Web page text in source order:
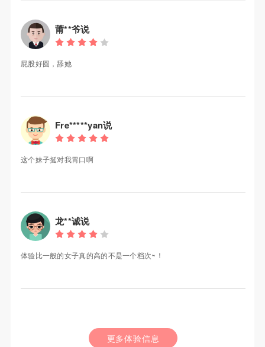
莆**爷说
屁股好圆，舔她
Fre*****yan说
这个妹子挺对我胃口啊
龙**诚说
体验比一般的女子真的高的不是一个档次~！
更多体验信息